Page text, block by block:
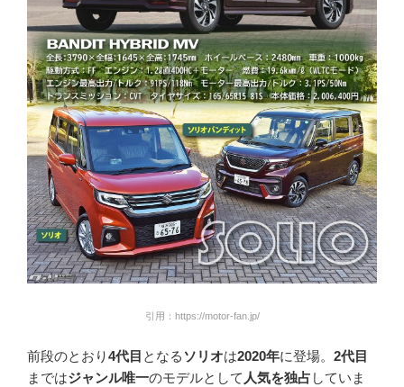
引用：https://motor-fan.jp/
前段のとおり4代目 となる ソリオは2020年に登場。 2代目
まではジャンル唯一のモデルとして 人気を独占 していま